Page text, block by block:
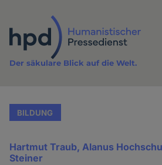
Inhalt
Der säkulare Blick auf die Welt.
BILDUNG
Hartmut Traub, Alanus
Steiner